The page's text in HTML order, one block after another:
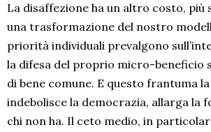
La disaffezione ha un altro costo, più
una trasformazione del nostro
priorità individuali prevalgono
la difesa del proprio micro-beneficio
di bene comune. E questo frantuma
indebolisce la democrazia, allarga la
chi non ha. Il ceto medio, in